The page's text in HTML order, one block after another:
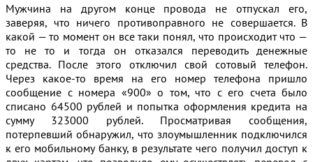
Мужчина на другом конце провода не отпускал его,
заверяя, что ничего противоправного не совершается. В
какой — то момент он все таки понял, что происходит что —
то не то и тогда он отказался переводить денежные
средства. После этого отключил свой сотовый телефон.
Через какое-то время на его номер телефона пришло
сообщение с номера «900» о том, что с его счета было
списано 64500 рублей и попытка оформления кредита на
сумму 323000 рублей. Просматривая сообщения,
потерпевший обнаружил, что злоумышленник подключился
к его мобильному банку, в результате чего получил доступ к